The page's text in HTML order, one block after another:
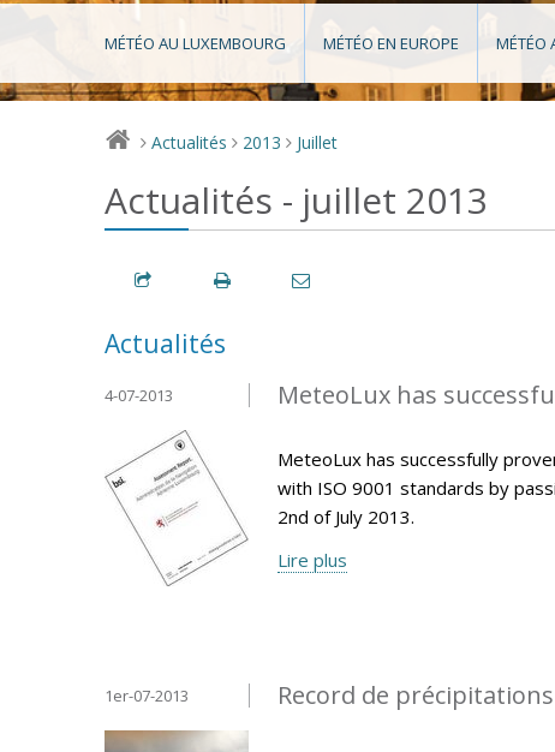
MÉTÉO AU LUXEMBOURG MÉTÉO EN EUROPE MÉTÉO
> Actualités > 2013 > Juillet
Actualités - juillet 2013
Actualités
MeteoLux has
4-07-2013
MeteoLux has successfully
with ISO 9001 standards by
2nd of July 2013.
Lire plus
Record de précipitations
1er-07-2013